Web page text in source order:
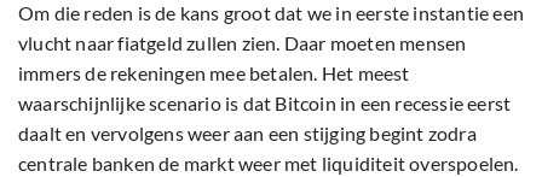
Om die reden is de kans groot dat we in eerste instantie een
vlucht naar fiatgeld zullen zien. Daar moeten mensen
immers de rekeningen mee betalen. Het meest
waarschijnlijke scenario is dat Bitcoin in een recessie eerst
daalt en vervolgens weer aan een stijging begint zodra
centrale banken de markt weer met liquiditeit overspoelen.